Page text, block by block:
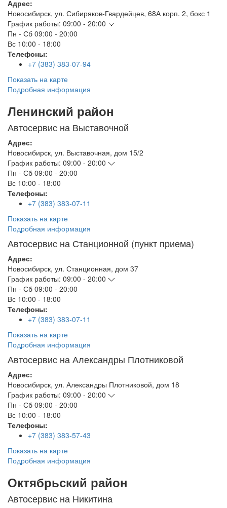
Адрес:
Новосибирск, ул. Сибиряков-Гвардейцев, 68А корп. 2, бокс 1
График работы: 09:00 - 20:00
Пн - Сб 09:00 - 20:00
Вс 10:00 - 18:00
Телефоны:
+7 (383) 383-07-94
Показать на карте
Подробная информация
Ленинский район
Автосервис на Выставочной
Адрес:
Новосибирск, ул. Выставочная, дом 15/2
График работы: 09:00 - 20:00
Пн - Сб 09:00 - 20:00
Вс 10:00 - 18:00
Телефоны:
+7 (383) 383-07-11
Показать на карте
Подробная информация
Автосервис на Станционной (пункт приема)
Адрес:
Новосибирск, ул. Станционная, дом 37
График работы: 09:00 - 20:00
Пн - Сб 09:00 - 20:00
Вс 10:00 - 18:00
Телефоны:
+7 (383) 383-07-11
Показать на карте
Подробная информация
Автосервис на Александры Плотниковой
Адрес:
Новосибирск, ул. Александры Плотниковой, дом 18
График работы: 09:00 - 20:00
Пн - Сб 09:00 - 20:00
Вс 10:00 - 18:00
Телефоны:
+7 (383) 383-57-43
Показать на карте
Подробная информация
Октябрьский район
Автосервис на Никитина